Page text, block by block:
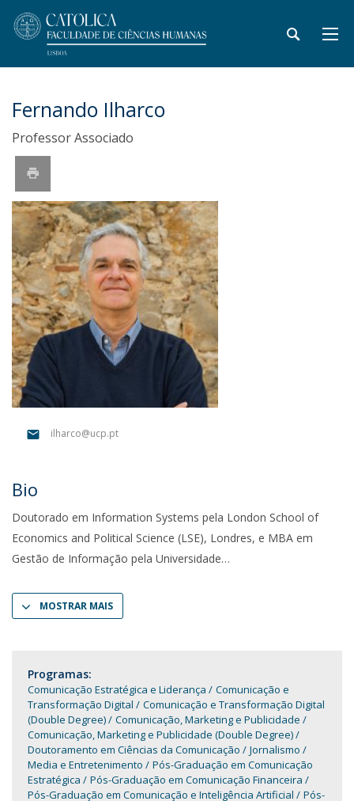
Fernando Ilharco
Professor Associado
ilharco@ucp.pt
Bio
Doutorado em Information Systems pela London School of
Economics and Political Science (LSE), Londres, e MBA em
Gestão de Informação pela Universidade
MOSTRAR MAIS
Programas:
Comunicação Estratégica e Liderança
Comunicação e
Transformação Digital
Comunicação e Transformação Digital
(Double Degree)
Comunicação, Marketing e Publicidade
Comunicação, Marketing e Publicidade (Double Degree)
Doutoramento em Ciências da Comunicação
Jornalismo
Media e Entretenimento
Pós-Graduação em Comunicação
Estratégica
Pós-Graduação em Comunicação Financeira
Pós-Graduação em Comunicação e Inteligência Artificial
Pós-